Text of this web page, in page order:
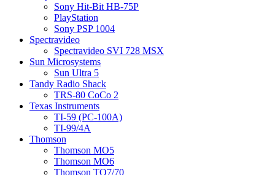
Sony Hit-Bit HB-75P
PlayStation
Sony PSP 1004
Spectravideo
Spectravideo SVI 728 MSX
Sun Microsystems
Sun Ultra 5
Tandy Radio Shack
TRS-80 CoCo 2
Texas Instruments
TI-59 (PC-100A)
TI-99/4A
Thomson
Thomson MO5
Thomson MO6
Thomson TO7/70